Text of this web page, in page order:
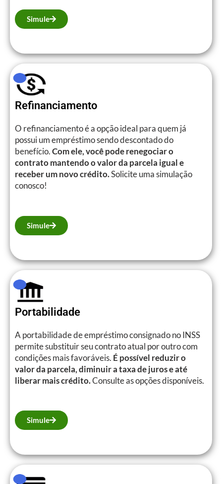
Simule
Refinanciamento
O refinanciamento é a opção ideal para quem já
possui um empréstimo sendo descontado do
benefício.Com ele, você pode renegociar o
contrato mantendo o valor da parcela igual e
receber um novo crédito.Solicite uma simulação
conosco!
Simule
Portabilidade
A portabilidade de empréstimo consignado no INSS
permite substituir seu contrato atual por outro com
condições mais favoráveis. É possível reduzir o
valor da parcela, diminuir a taxa de juros e até
liberar mais crédito.Consulte as opções disponíveis.
Simule